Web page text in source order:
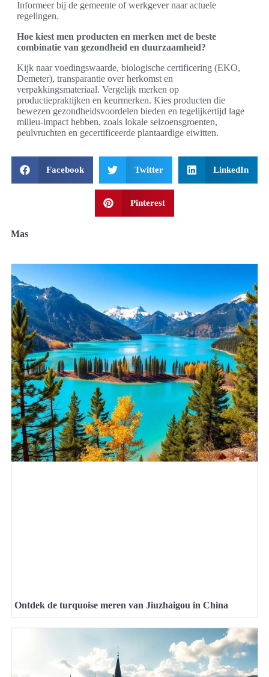
Informeer bij de gemeente of werkgever naar actuele
regelingen.
Hoe kiest men producten en merken met de beste
combinatie van gezondheid en duurzaamheid?
Kijk naar voedingswaarde, biologische certificering (EKO,
Demeter), transparantie over herkomst en
verpakkingsmateriaal. Vergelijk merken op
productiepraktijken en keurmerken. Kies producten die
bewezen gezondheidsvoordelen bieden en tegelijkertijd lage
milieu-impact hebben, zoals lokale seizoensgroenten,
peulvruchten en gecertificeerde plantaardige eiwitten.
Facebook Twitter LinkedIn
Pinterest
Mas
Ontdek de turquoise meren van Jiuzhaigou in China